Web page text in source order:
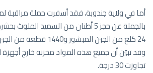
أما في ولاية جندوبة، فقد أسفرت حملة مراقبة
بالجملة عن حجز 5 أطنان من السميد
24 كلغ من الجبن المبشور
وقد تبيّن أن جميع هذه المواد مخزنة خارج أجهزة
تجاوزت 30 درجة.